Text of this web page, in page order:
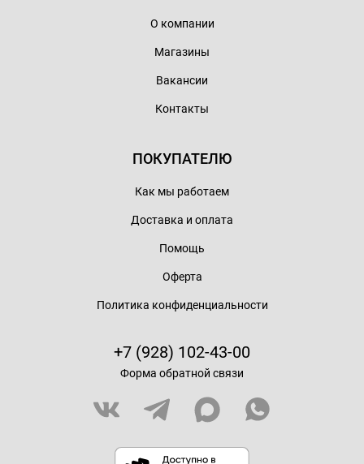
О компании
Магазины
Вакансии
Контакты
ПОКУПАТЕЛЮ
Как мы работаем
Доставка и оплата
Помощь
Оферта
Политика конфиденциальности
+7 (928) 102-43-00
Форма обратной связи